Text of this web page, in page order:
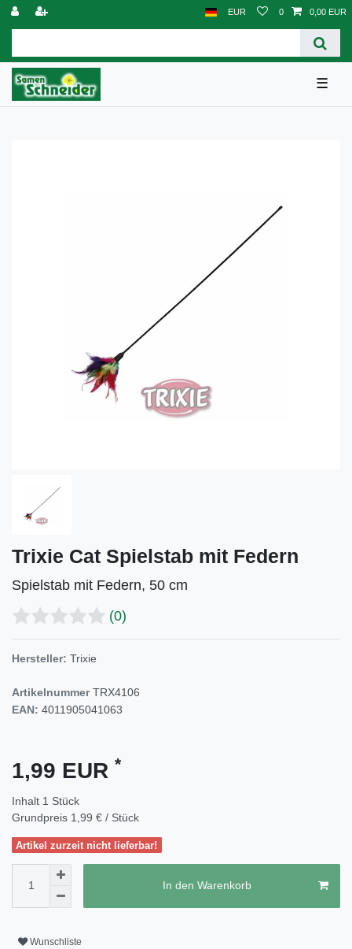
EUR 0 0,00 EUR
☰
Trixie Cat Spielstab mit Federn
Spielstab mit Federn, 50 cm
(0)
Hersteller: Trixie
ArtikelnummerTRX4106
EAN: 4011905041063
1,99 EUR *
Inhalt 1 Stück
Grundpreis 1,99 € / Stück
Artikel zurzeit nicht lieferbar!
In den Warenkorb
Wunschliste